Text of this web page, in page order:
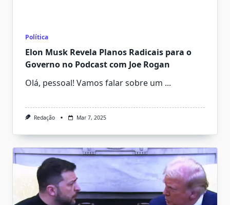
Política
Elon Musk Revela Planos Radicais para o
Governo no Podcast com Joe Rogan
Olá, pessoal! Vamos falar sobre um ...
Redação Mar 7, 2025